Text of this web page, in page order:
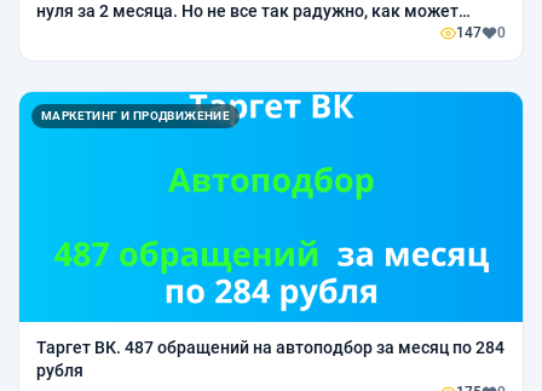
нуля за 2 месяца. Но не все так радужно, как может
147 0
МАРКЕТИНГ И ПРОДВИЖЕНИЕ
Таргет ВК. 487 обращений на автоподбор за месяц по 284
рубля